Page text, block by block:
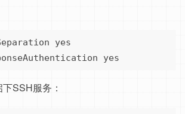
yes
yes
SSH服务：